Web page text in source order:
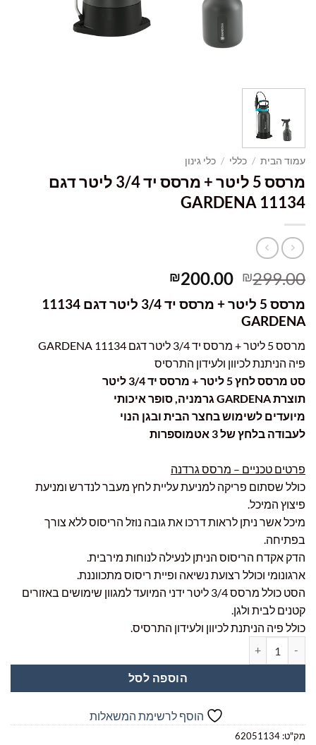
עמוד הבית כללי כלי גינון
מרסס 5 ליטר + מרסס יד 3/4 ליטר דגם
11134 GARDENA
₪299.00
המחיר
היה:
₪200.00 המחיר
הנוכחי
הוא:
מרסס 5 ליטר + מרסס יד 3/4 ליטר דגם 11134
GARDENA
מרסס 5 ליטר + מרסס יד 3/4 ליטר דגם 11134 GARDENA
פיה הניתנת לכיוון ולעידון התרסיס
סט מרסס לחץ 5 ליטר + מרסס יד 3/4 ליטר
תוצרת GARDENA גרמניה, סופר איכותי
מיועדים לשימוש בחצר הבית ובגן הנוי
לעבודה בלחץ של 3 אטמוספרות
פרטים טכניים – מרסס גרדנה
כולל שסתום פריקה למניעת עליית לחץ מעבר לנדרש ומניעת
פיצוץ המיכל.
מיכל אשר ניתן לראות דרכו את גובה נוזל הריסוס ללא צורך
בפתיחה.
הדק אקדח הריסוס הניתן לנעילה לנוחות מירבית.
ארגונומי וכולל רצועת נשיאה ופיית ריסוס מתכווננת.
הסט כולל מרסס 3/4 ליטר ידני המיועד למגוון שימושים באזורים
קטנים לבית ולגן.
כולל פיה הניתנת לכיוון ולעידון התרסיס.
הוספה לסל
הוסף לרשימת המשאלות
מק"ט:62051134